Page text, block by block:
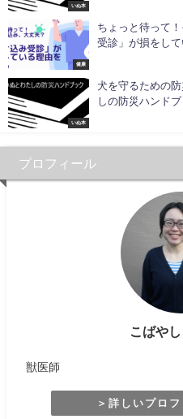
いぬ本
健康
ちょっと待って
受診」が損をし
いぬ本
犬を守るための
しの防災ハンドブ
プロフィール
こばや
獣医師
＞詳しいプロ